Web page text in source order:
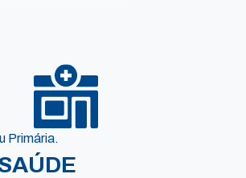
Primária.